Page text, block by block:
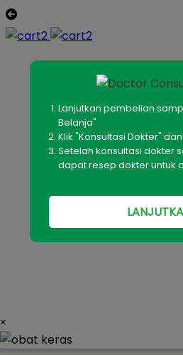
Lanjutkan pembelian
Belanja"
Klik "Konsultasi Dokter"
Setelah konsultasi dokter
dapat resep dokter untuk
×